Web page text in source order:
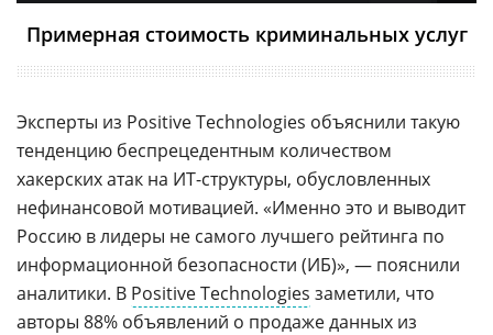
Примерная стоимость криминальных услуг
Эксперты из Positive Technologies объяснили такую
тенденцию беспрецедентным количеством
хакерских атак на ИТ-структуры, обусловленных
нефинансовой мотивацией. «Именно это и выводит
Россию в лидеры не самого лучшего рейтинга по
информационной безопасности (ИБ)», — пояснили
аналитики. В Positive Technologies заметили, что
авторы 88% объявлений о продаже данных из